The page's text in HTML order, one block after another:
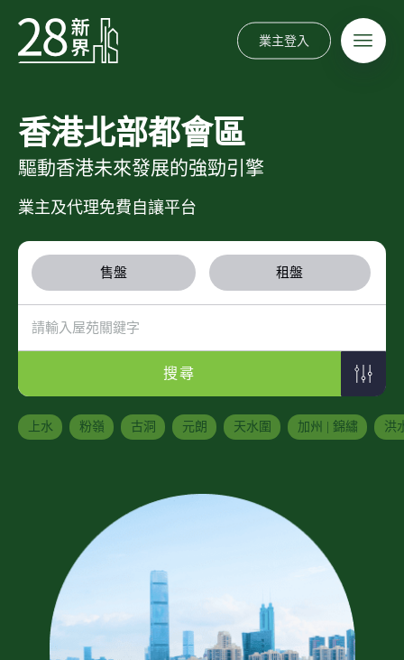
業主登入
香港北部都會區
驅動香港未來發展的強勁引擎
業主及代理免費自讓平台
售盤 租盤
搜尋
上水 粉嶺 古洞 元朗 天水圍 加州 | 錦繡 洪